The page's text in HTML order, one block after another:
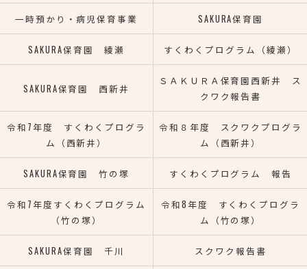
一時預かり・病児保育事業 SAKURA保育園
SAKURA保育園 綾瀬 すくわくプログラム（綾瀬）
SAKURA保育園 西新井
ＳＡＫＵＲＡ保育園西新井 ス
クワク報告書
令和7年度 すくわくプログラ
ム（西新井）
令和８年度 スクワクプログラ
ム（西新井）
SAKURA保育園 竹の塚 すくわくプログラム 報告
令和7年度すくわくプログラム
（竹の塚）
令和8年度 すくわくプログラ
ム（竹の塚）
SAKURA保育園 千川 スクワク報告書